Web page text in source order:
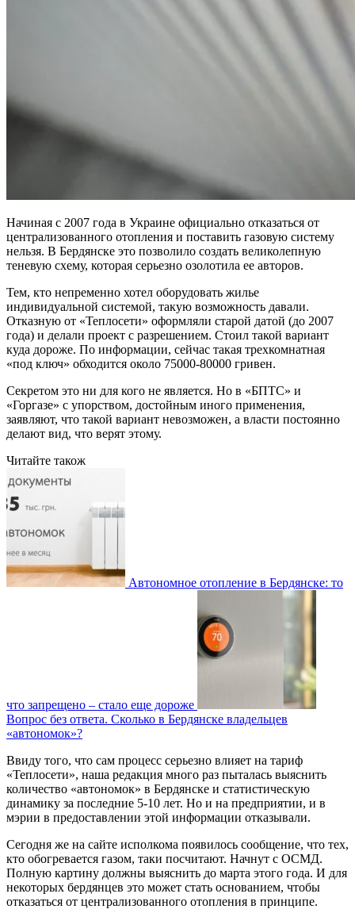
Начиная с 2007 года в Украине официально отказаться от
централизованного отопления и поставить газовую систему
нельзя. В Бердянске это позволило создать великолепную
теневую схему, которая серьезно озолотила ее авторов.
Тем, кто непременно хотел оборудовать жилье
индивидуальной системой, такую возможность давали.
Отказную от «Теплосети» оформляли старой датой (до 2007
года) и делали проект с разрешением. Стоил такой вариант
куда дороже. По информации, сейчас такая трехкомнатная
«под ключ» обходится около 75000-80000 гривен.
Секретом это ни для кого не является. Но в «БПТС» и
«Горгазе» с упорством, достойным иного применения,
заявляют, что такой вариант невозможен, а власти постоянно
делают вид, что верят этому.
Читайте також
Автономное отопление в Бердянске: то
что запрещено – стало еще дороже
Вопрос без ответа. Сколько в Бердянске владельцев
«автономок»?
Ввиду того, что сам процесс серьезно влияет на тариф
«Теплосети», наша редакция много раз пыталась выяснить
количество «автономок» в Бердянске и статистическую
динамику за последние 5-10 лет. Но и на предприятии, и в
мэрии в предоставлении этой информации отказывали.
Сегодня же на сайте исполкома появилось сообщение, что тех,
кто обогревается газом, таки посчитают. Начнут с ОСМД.
Полную картину должны выяснить до марта этого года. И для
некоторых бердянцев это может стать основанием, чтобы
отказаться от централизованного отопления в принципе.